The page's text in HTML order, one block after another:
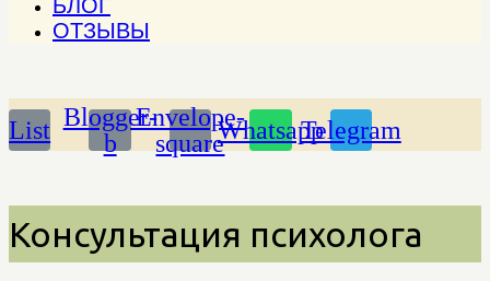
БЛОГ
ОТЗЫВЫ
List Blogger-
b
Envelope-
squareWhatsappTelegram
Консультация психолога